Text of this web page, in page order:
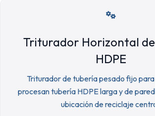
Triturador Horizontal
HDPE
Triturador de tubería pesado fijo
procesan tubería HDPE larga y de
ubicación de reciclaje